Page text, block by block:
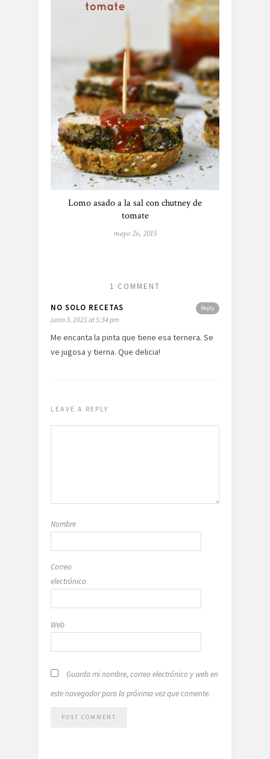
Lomo asado a la sal con chutney de
tomate
mayo 26, 2015
1 COMMENT
Reply
NO SOLO RECETAS
junio 3, 2021 at 5:34 pm
Me encanta la pinta que tiene esa ternera. Se
ve jugosa y tierna. Que delicia!
LEAVE A REPLY
Nombre
Correo
electrónico
Web
Guarda mi nombre, correo electrónico y web en
este navegador para la próxima vez que comente.